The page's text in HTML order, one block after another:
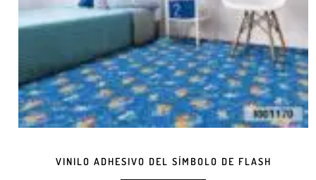
VINILO ADHESIVO DEL SÍMBOLO DE FLASH